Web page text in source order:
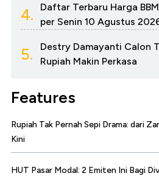
4.
Daftar Terbaru Harga
per Senin 10 Agustus
5.
Destry Damayanti Calon
Rupiah Makin Perkasa
Features
Rupiah Tak Pernah Sepi Drama: dari
Kini
HUT Pasar Modal: 2 Emiten Ini Bagi